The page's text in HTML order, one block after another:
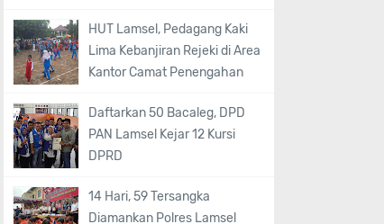
HUT Lamsel, Pedagang Kaki
Lima Kebanjiran Rejeki di Area
Kantor Camat Penengahan
Daftarkan 50 Bacaleg, DPD
PAN Lamsel Kejar 12 Kursi
DPRD
14 Hari, 59 Tersangka
Diamankan Polres Lamsel